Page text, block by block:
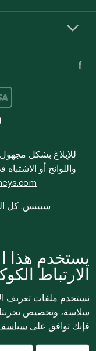
للإبلاغ بشكل
واللوائح أو
© 2020-2026
يستخدم هذا
الارتباط
نستخدم ملفات تعريف
سلاسة، وتخصيص
فإنك توافق على سياسة